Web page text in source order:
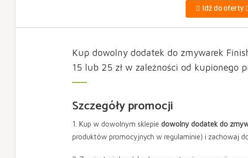
Idź do oferty
Kup dowolny dodatek do zmywarek
15 lub 25 zł w zależności od kupionego
Szczegóły promocji
1. Kup w dowolnym sklepie dowolny dodatek do
produktów promocyjnych w regulaminie) i zachowaj